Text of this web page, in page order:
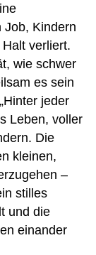
Job, Kindern
verliert.
wie schwer
es sein
jeder
Leben, voller
Die
kleinen,
–
stilles
und die
einander